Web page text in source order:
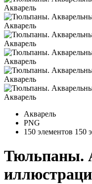
Акварель
PNG
150 элементов 150
Тюльпаны.